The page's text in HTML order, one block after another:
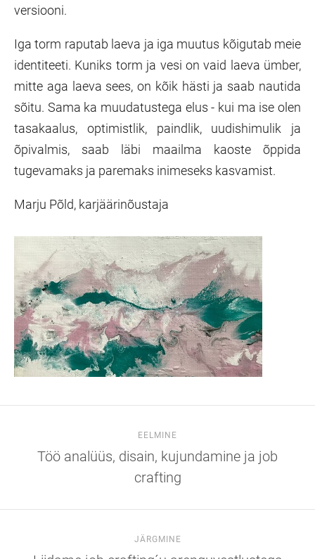
versiooni.
Iga torm raputab laeva ja iga muutus kõigutab meie
identiteeti. Kuniks torm ja vesi on vaid laeva ümber,
mitte aga laeva sees, on kõik hästi ja saab nautida
sõitu. Sama ka muudatustega elus - kui ma ise olen
tasakaalus, optimistlik, paindlik, uudishimulik ja
õpivalmis, saab läbi maailma kaoste õppida
tugevamaks ja paremaks inimeseks kasvamist.
Marju Põld, karjäärinõustaja
EELMINE
Töö analüüs, disain, kujundamine ja job
crafting
JÄRGMINE